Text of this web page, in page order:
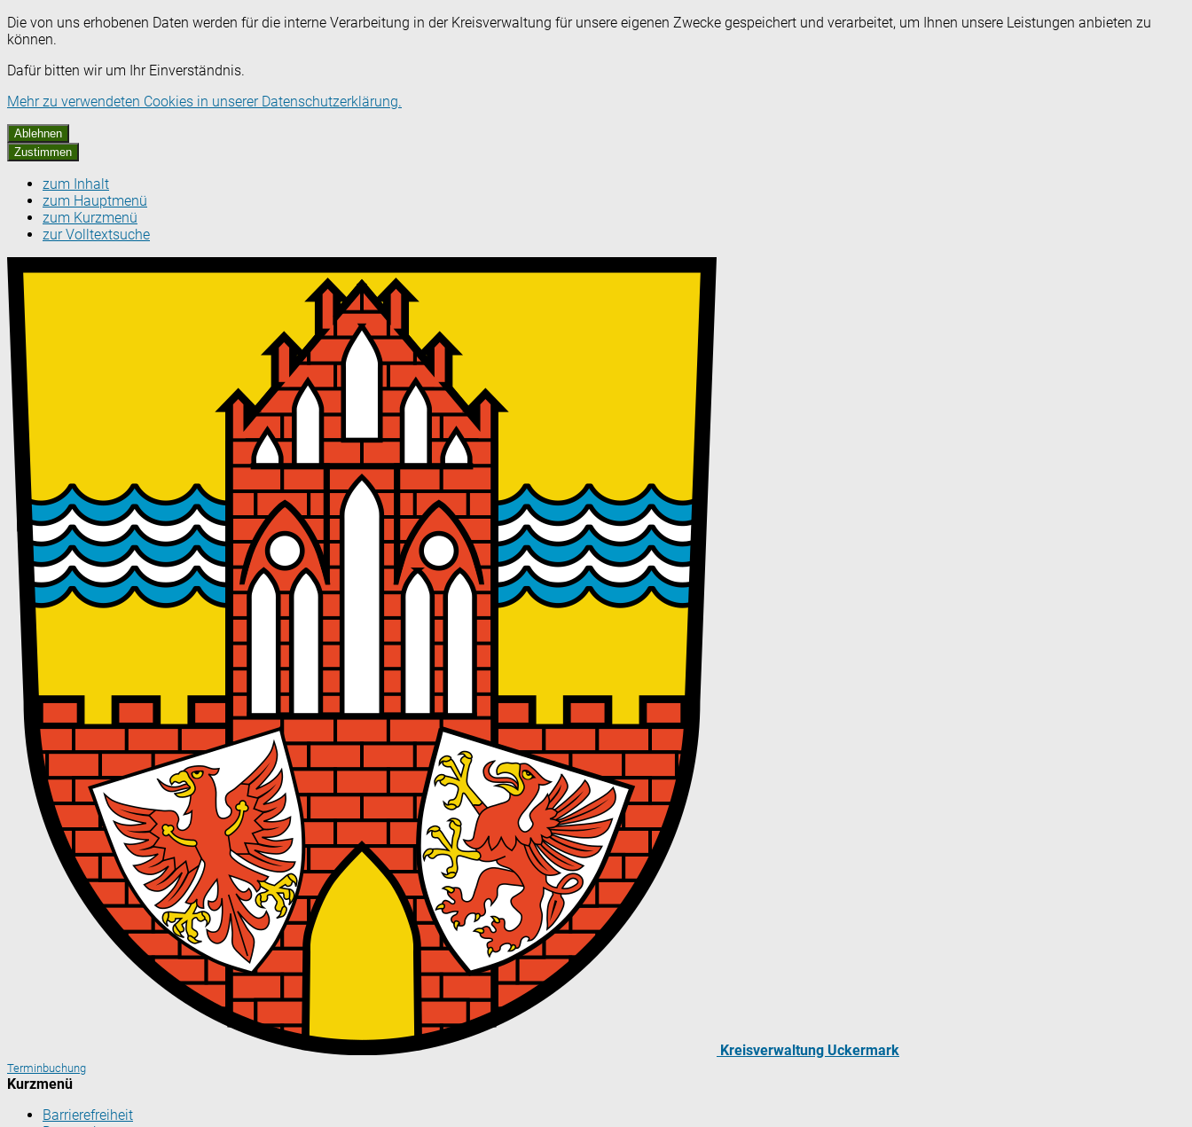
Die von uns erhobenen Daten werden für die interne Verarbeitung in der Kreisverwaltung für unsere eigenen Zwecke gespeichert und verarbeitet, um Ihnen unsere Leistungen anbieten zu
können.
Dafür bitten wir um Ihr Einverständnis.
Mehr zu verwendeten Cookies in unserer Datenschutzerklärung.
Ablehnen
Zustimmen
zum Inhalt
zum Hauptmenü
zum Kurzmenü
zur Volltextsuche
Kreisverwaltung Uckermark
Terminbuchung
Kurzmenü
Barrierefreiheit